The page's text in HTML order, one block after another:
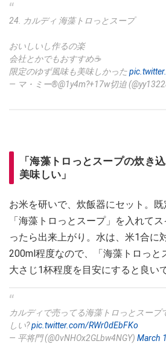
24. カルディ 海藻トロっとスープ
おいしいし作るの楽
会社とかでもおすすめ☕️
限定のゆず風味も美味しかった
— マ・ミー®︎@1y4m?+17w切迫
「海藻トロっとスープの炊き
美味しい」
お米を研いで、炊飯器にセット。既
「海藻トロっとスープ」を入れて
ったら出来上がり。水は、米1合に
200ml程度なので、「海藻トロっと
大さじ1杯程度を目安にすると良い
カルディで売ってる海藻トロっとスープ
しい?pic.twitter.com/RWr0dEbFKo
— 平将門 (@0vNHOx2GLbw4NGY) March